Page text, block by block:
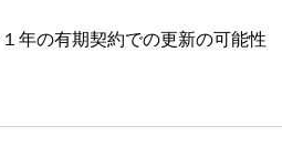
年の有期契約での更新の可能性